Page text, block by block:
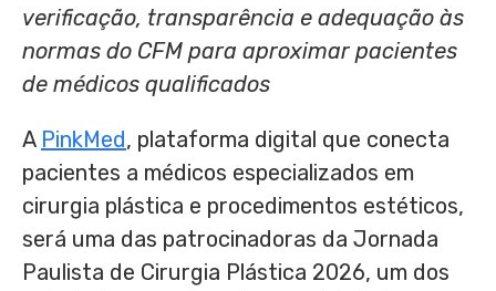
verificação, transparência e adequação às
normas do CFM para aproximar pacientes
de médicos qualificados
A PinkMed, plataforma digital que conecta
pacientes a médicos especializados em
cirurgia plástica e procedimentos estéticos,
será uma das patrocinadoras da Jornada
Paulista de Cirurgia Plástica 2026, um dos